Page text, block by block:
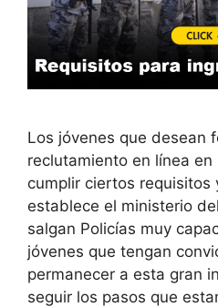
Los jóvenes que desean
reclutamiento en línea en
cumplir ciertos requisitos
establece el ministerio
salgan Policías muy
jóvenes que tengan
permanecer a esta gran
seguir los pasos que